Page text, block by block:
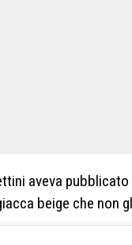
aveva
beige che non